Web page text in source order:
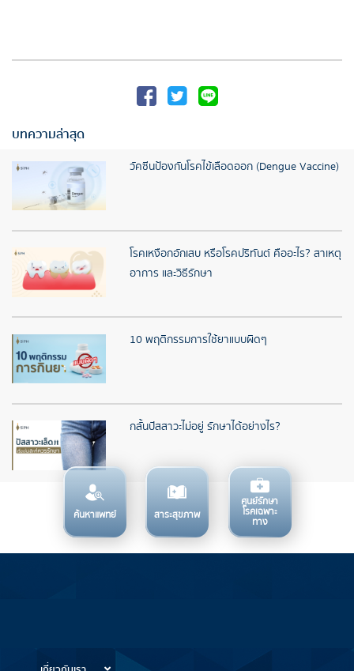
บทความล่าสุด
วัคซีนป้องกันโรคไข้เลือดออก (Dengue Vaccine)
โรคเหงือกอักเสบ หรือโรคปริทันต์ คืออะไร? สาเหตุ
อาการ และวิธีรักษา
10 พฤติกรรมการใช้ยาแบบผิดๆ
กลั้นปัสสาวะไม่อยู่ รักษาได้อย่างไร?
ค้นหาแพทย์ สาระสุขภาพ
ศูนย์รักษา
โรคเฉพาะ
ทาง